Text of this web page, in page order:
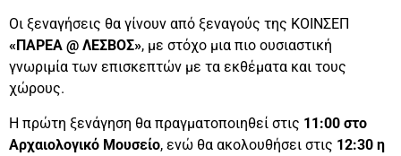
Οι ξεναγήσεις θα γίνουν από ξεναγούς της ΚΟΙΝΣΕΠ
«ΠΑΡΕΑ @ ΛΕΣΒΟΣ», με στόχο μια πιο ουσιαστική
γνωριμία των επισκεπτών με τα εκθέματα και τους
χώρους.
Η πρώτη ξενάγηση θα πραγματοποιηθεί στις 11:00 στο
Αρχαιολογικό Μουσείο, ενώ θα ακολουθήσει στις 12:30 η